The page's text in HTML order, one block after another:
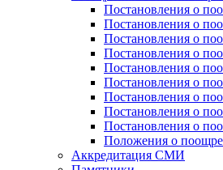
Постановления о
Постановления о
Постановления о
Постановления о
Постановления о
Постановления о
Постановления о
Постановления о
Постановления о
Положения о
Аккредитация СМИ